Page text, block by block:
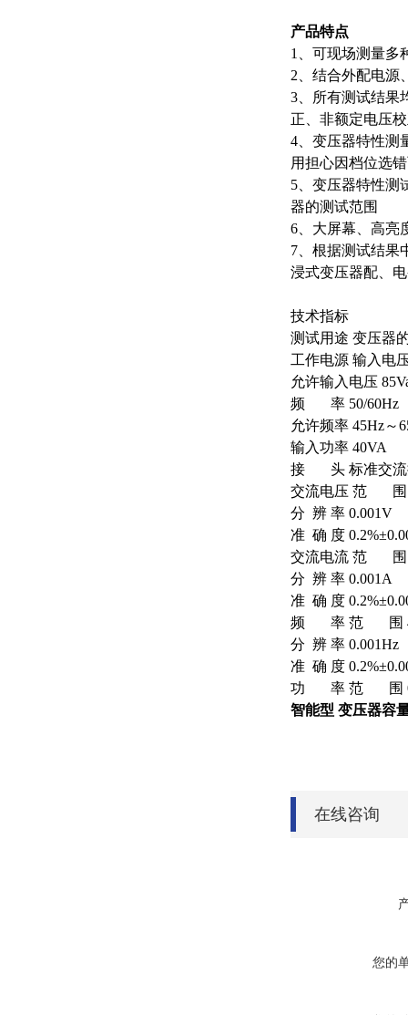
产品特点
1、可现场测量多
2、结合外配电源
3、所有测试结果
正、非额定电压
4、变压器特性测
用担心因档位选
5、变压器特性测
器的测试范围
6、大屏幕、高亮
7、根据测试结果
浸式变压器配、
技术指标
测试用途 变压器
工作电源 输入电
允许输入电压
频 率 50/60Hz
允许频率 45Hz～
输入功率 40VA
接 头 标准交流
交流电压 范 围
分 辨 率 0.001V
准 确 度
交流电流 范 围
分 辨 率 0.001A
准 确 度
频 率 范 围
分 辨 率 0.001Hz
准 确 度
功 率 范 围 0
智能型 变压器容
在线咨询
您的